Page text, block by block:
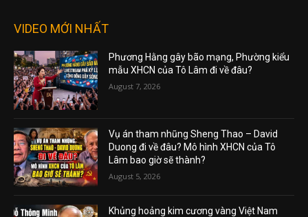
VIDEO MỚI NHẤT
Phương Hằng gây bão mạng, Phường kiểu
mẫu XHCN của Tô Lâm đi về đâu?
August 7, 2026
Vụ án tham nhũng Sheng Thao – David
Duong đi về đâu? Mô hình XHCN của Tô
Lâm bao giờ sẽ thành?
August 5, 2026
Khủng hoảng kim cương vàng Việt Nam